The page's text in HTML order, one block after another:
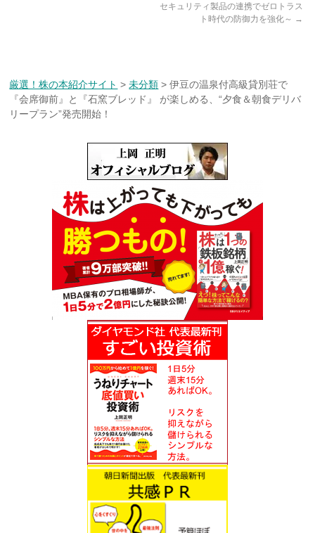
セキュリティ製品の連携でゼロトラス
ト時代の防御力を強化～ →
厳選！株の本紹介サイト >未分類 >伊豆の温泉付高級貸別荘で
『会席御前』と『石窯ブレッド』 が楽しめる、“夕食＆朝食デリバ
リープラン”発売開始！